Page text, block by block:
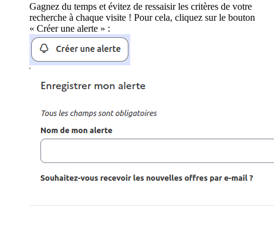
Gagnez du temps et évitez de ressaisir les critères de votre
recherche à chaque visite ! Pour cela, cliquez sur le bouton
« Créer une alerte » :